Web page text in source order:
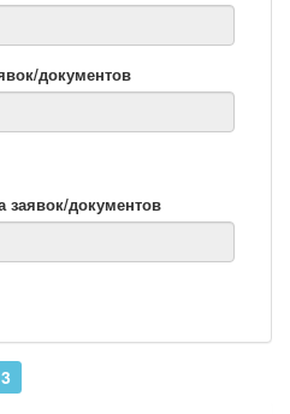
документов
документов